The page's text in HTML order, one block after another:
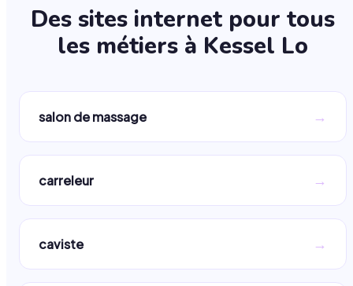
Des sites internet pour tous
les métiers à Kessel Lo
salon de massage →
carreleur →
caviste →